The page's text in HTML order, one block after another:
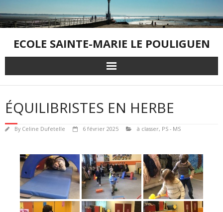
to
content
ECOLE SAINTE-MARIE LE POULIGUEN
ÉQUILIBRISTES EN HERBE
By Celine Dufetelle 6 février 2025 à classer, PS - MS